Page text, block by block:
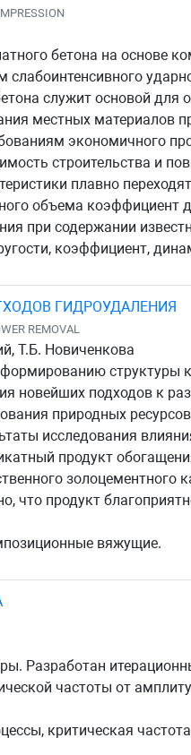
бетона на основе
служит основой
местных материалов
экономичного
строительства и
плавно
объема коэффициент
при содержании
коэффициент,
ГИДРОУДАЛЕНИЯ
REMOVAL
Т.Б. Новиченкова
новейших подходов к
природных
исследования
продукт
продукт
вяжущие.
Разработан
частоты от
критическая